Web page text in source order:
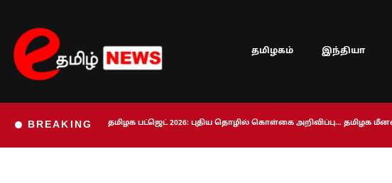
Skip
to
content
தமிழகம் இந்தியா
BREAKING தமிழக பட்ஜெட் 2026: புதிய தொழில் கொள்கை அறிவிப்பு… தமிழக